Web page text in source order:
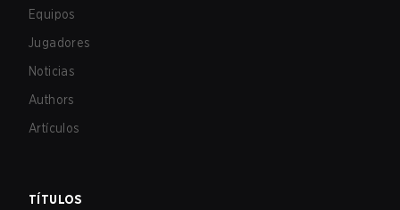
Equipos
Jugadores
Noticias
Authors
Artículos
TÍTULOS